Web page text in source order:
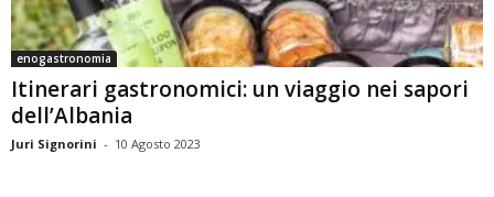
enogastronomia
Itinerari gastronomici: un viaggio nei sapori
dell’Albania
Juri Signorini - 10 Agosto 2023